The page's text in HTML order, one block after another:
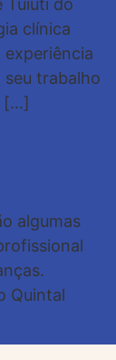
Tuiuti do
clínica
experiência
seu trabalho
[…]
algumas
Quintal